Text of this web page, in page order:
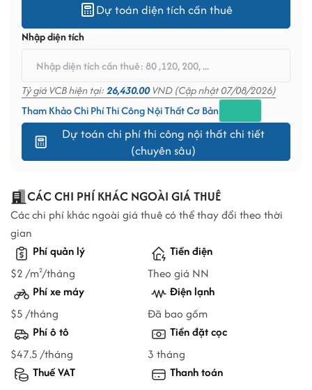
Dự toán diện tích cần thuê
Nhập diện tích
Tỷ giá VCB hiện tại:26,430.00VND (Cập nhật 07/08/2026)
Tham Khảo Chi Phí Thi Công Nội Thất Cơ Bản
Dự toán chi phí thi công nội thất chi tiết
(chuyên sâu)
CÁC CHI PHÍ KHÁC NGOÀI GIÁ THUÊ
Các chi phí khác ngoài giá thuê có thể thay đổi theo thời
gian
Phí quản lý
$2 /m2/tháng
Tiền điện
Theo giá NN
Phí xe máy
$5 /tháng
Điện lạnh
Đã bao gồm
Phí ô tô
$47.5 /tháng
Tiền đặt cọc
3 tháng
Thuế VAT
Thanh toán